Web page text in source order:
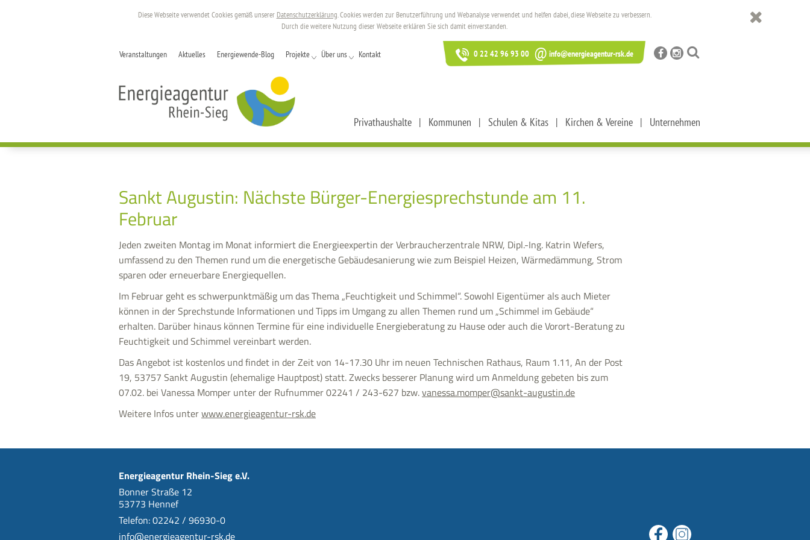
0 22 42 96 93 00 @ info@energieagentur-rsk.de
Veranstaltungen Aktuelles Energiewende-Blog Projekte Über uns Kontakt
Privathaushalte Kommunen Schulen & Kitas Kirchen & Vereine Unternehmen
Sankt Augustin: Nächste Bürger-Energiesprechstunde am 11.
Februar
Jeden zweiten Montag im Monat informiert die Energieexpertin der Verbraucherzentrale NRW, Dipl.-Ing. Katrin Wefers,
umfassend zu den Themen rund um die energetische Gebäudesanierung wie zum Beispiel Heizen, Wärmedämmung, Strom
sparen oder erneuerbare Energiequellen.
Im Februar geht es schwerpunktmäßig um das Thema „Feuchtigkeit und Schimmel“. Sowohl Eigentümer als auch Mieter
können in der Sprechstunde Informationen und Tipps im Umgang zu allen Themen rund um „Schimmel im Gebäude“
erhalten. Darüber hinaus können Termine für eine individuelle Energieberatung zu Hause oder auch die Vorort-Beratung zu
Feuchtigkeit und Schimmel vereinbart werden.
Das Angebot ist kostenlos und findet in der Zeit von 14-17.30 Uhr im neuen Technischen Rathaus, Raum 1.11, An der Post
19, 53757 Sankt Augustin (ehemalige Hauptpost) statt. Zwecks besserer Planung wird um Anmeldung gebeten bis zum
07.02. bei Vanessa Momper unter der Rufnummer 02241 / 243-627 bzw.vanessa.momper@sankt-augustin.de
Weitere Infos unterwww.energieagentur-rsk.de
Energieagentur Rhein-Sieg e.V.
Bonner Straße 12
53773 Hennef
Telefon: 02242 / 96930-0
info@energieagentur-rsk.de
Diese Webseite verwendet Cookies gemäß unserer Datenschutzerklärung. Cookies werden zur Benutzerführung und Webanalyse verwendet und helfen dabei, diese Webseite zu verbessern.
Durch die weitere Nutzung dieser Webseite erklären Sie sich damit einverstanden.